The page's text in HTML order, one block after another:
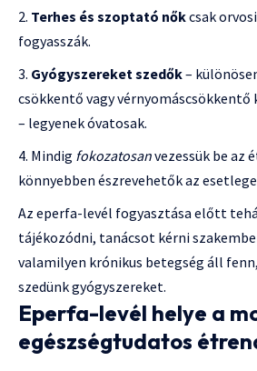
Terhes és szoptató nőkcsak
fogyasszák.
Gyógyszereket szedők–
csökkentő vagy vérnyomáscsökkentő
– legyenek óvatosak.
Mindig fokozatosanvezessük be az
könnyebben észrevehetők az
Az eperfa-levél fogyasztása előtt
tájékozódni, tanácsot kérni
valamilyen krónikus betegség áll
szedünk gyógyszereket.
Eperfa-levél helye a
egészségtudatos